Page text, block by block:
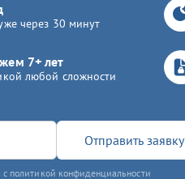
через 30 минут
7+ лет
любой сложности
Отправить заявку
политикой конфиденциальности